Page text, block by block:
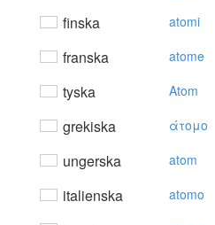
finska atomi
franska atome
tyska Atom
grekiska άτoμo
ungerska atom
italienska atomo